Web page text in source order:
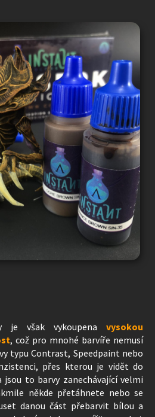
je však vykoupena vysokou
, což pro mnohé barvíře nemusí
typu Contrast, Speedpaint nebo
přes kterou je vidět do
jsou to barvy zanechávající velmi
někde přetáhnete nebo se
danou část přebarvit bílou a